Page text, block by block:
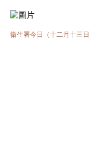
衞生署今日（十二月十三